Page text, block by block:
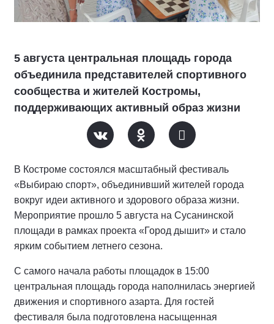
5 августа центральная площадь города
объединила представителей спортивного
сообщества и жителей Костромы,
поддерживающих активный образ жизни
В Костроме состоялся масштабный фестиваль
«Выбираю спорт», объединивший жителей города
вокруг идеи активного и здорового образа жизни.
Мероприятие прошло 5 августа на Сусанинской
площади в рамках проекта «Город дышит» и стало
ярким событием летнего сезона.
С самого начала работы площадок в 15:00
центральная площадь города наполнилась энергией
движения и спортивного азарта. Для гостей
фестиваля была подготовлена насыщенная